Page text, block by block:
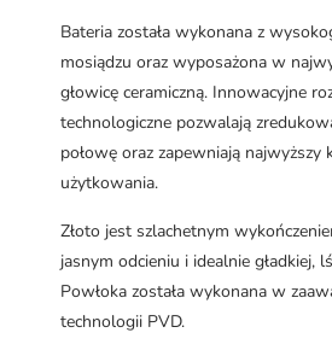
Bateria została wykonana z
mosiądzu oraz wyposażona w
głowicę ceramiczną. Innowacyjne
technologiczne pozwalają
połowę oraz zapewniają najwyższy
użytkowania.
Złoto jest szlachetnym
jasnym odcieniu i idealnie gładkiej,
Powłoka została wykonana w
technologii PVD.